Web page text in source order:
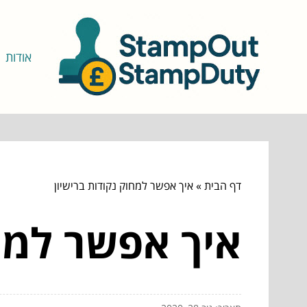
אודות
דף הבית»איך אפשר למחוק נקודות ברישיון
איך אפשר